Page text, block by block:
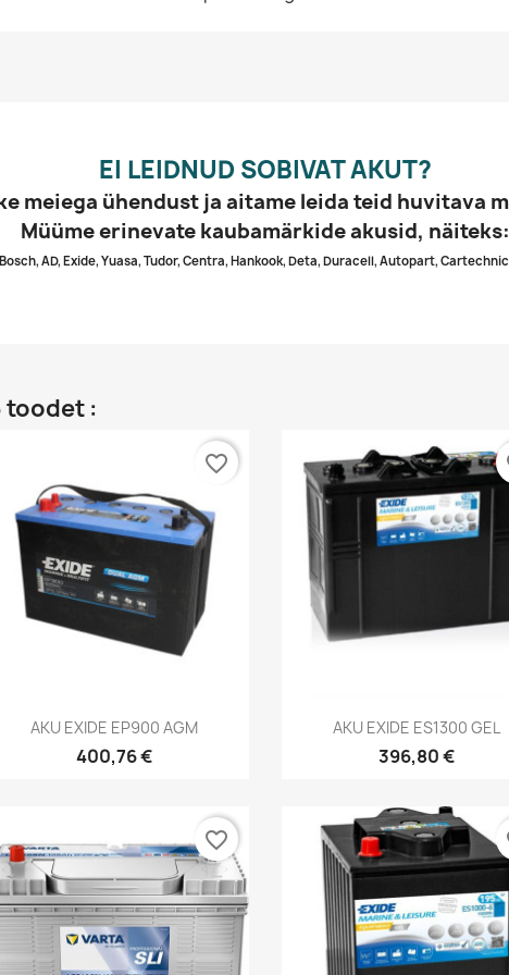
EI LEIDNUD SOBIVAT AKUT?
meiega ühendust ja aitame leida teid huvitava
Müüme erinevate kaubamärkide akusid, näiteks:
AD, Exide, Yuasa, Tudor, Centra, Hankook, Deta, Duracell, Autopart,
toodet :
Kiirvaade
AKU EXIDE EP900 AGM
400,76 €
favorite_border
Kiirvaade
AKU EXIDE ES1300 GEL
396,80 €
favorite_border